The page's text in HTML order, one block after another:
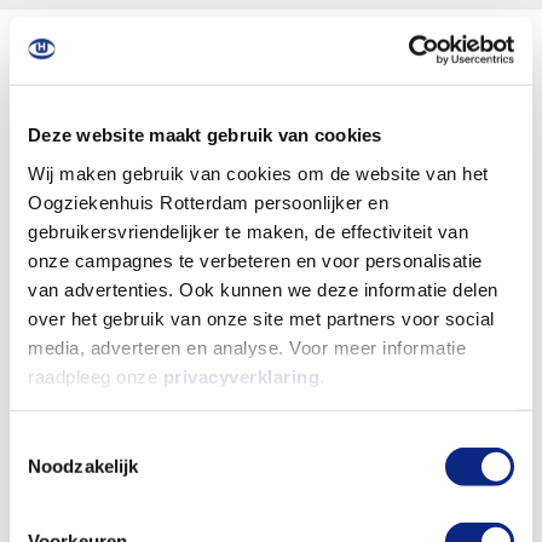
Deze website maakt gebruik van cookies
Wij maken gebruik van cookies om de website van het
Oogziekenhuis Rotterdam persoonlijker en
gebruikersvriendelijker te maken, de effectiviteit van
onze campagnes te verbeteren en voor personalisatie
van advertenties. Ook kunnen we deze informatie delen
over het gebruik van onze site met partners voor social
media, adverteren en analyse. Voor meer informatie
raadpleeg onze privacyverklaring
Noodzakelijk
Heeft u een verwijsbrief van uw huisarts (of in
sommige gevallen van de optometrist)? Dan kunt
u een afspraak maken bij Het Oogziekenhuis
Rotterdam.
Bent u al in behandeling bij een oogarts in een
ander ziekenhuis? Dan kan uw oogarts als dat
ziekenhuis.